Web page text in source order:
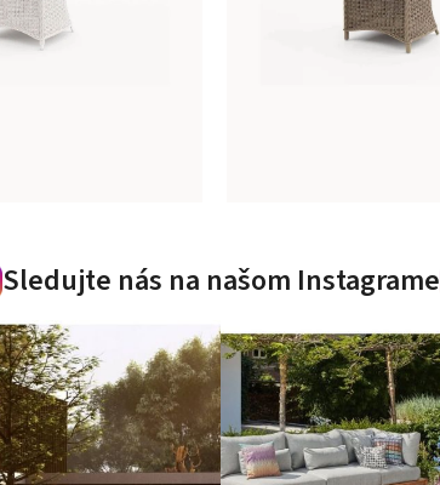
Sledujte nás na našom Instagrame